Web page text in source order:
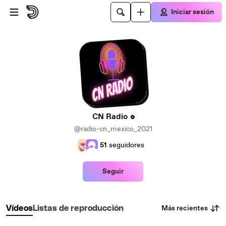
Saltar al contenido principal
Iniciar sesión
CN Radio
@radio-cn_mexico_2021
51 seguidores
Seguir
VídeosListas de reproducción Más recientes